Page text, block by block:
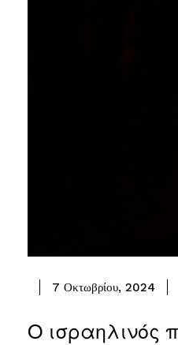
7 Οκτωβρίου, 2024
Ο ισραηλινός